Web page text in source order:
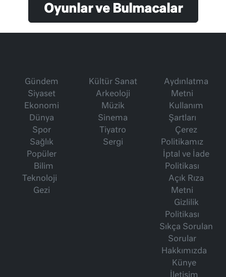
Oyunlar ve Bulmacalar
Gündem
Siyaset
Ekonomi
Dünya
Spor
Sağlık
Popüler
Bilim
Teknoloji
Gezi
Kültür Sanat
Arkeoloji
Müzik
Sinema
Tiyatro
Sergi
Aydınlatma
Metni
Kullanım
Şartları
Çerez
Politikamız
İptal ve İade
Politikası
Açık Rıza
Metni
Gizlilik
Politikası
Sıkça Sorulan
Sorular
Hakkımızda
Künye
İletişim